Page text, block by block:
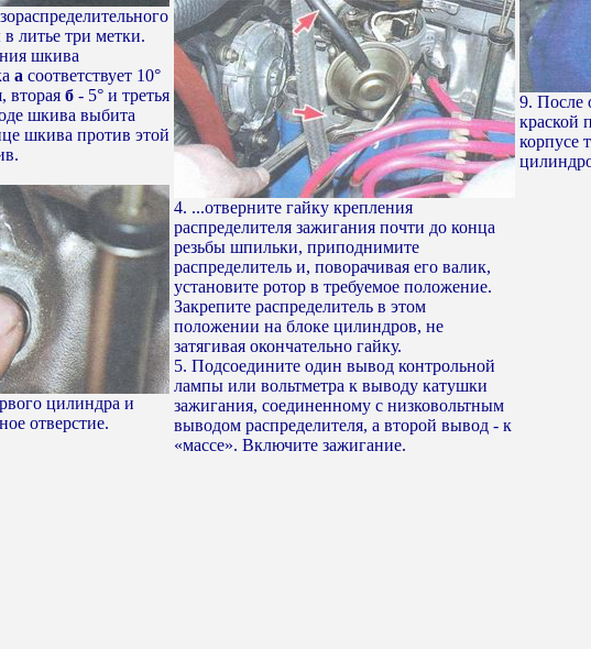
литье три метки.
шкива
а соответствует 10°
вторая б - 5° и третья
шкива выбита
шкива против этой
цилиндра и
отверстие.
4. ...отверните гайку крепления
распределителя зажигания почти до конца
резьбы шпильки, приподнимите
распределитель и, поворачивая его валик,
установите ротор в требуемое положение.
Закрепите распределитель в этом
положении на блоке цилиндров, не
затягивая окончательно гайку.
5. Подсоедините один вывод контрольной
лампы или вольтметра к выводу катушки
зажигания, соединенному с низковольтным
выводом распределителя, а второй вывод - к
«массе». Включите зажигание.
9. После
краской
корпусе